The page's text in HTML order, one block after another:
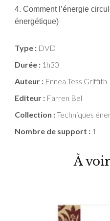
4. Comment l’énergie
énergétique)
Type : DVD
Durée : 1h30
Auteur : Ennea Tess Griffith
Editeur : Farren Bel
Collection :Techniques
Nombre de support : 1
À